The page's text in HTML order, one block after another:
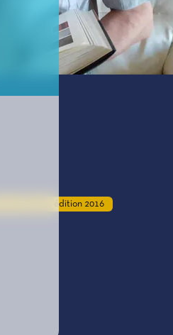
Littéraire, édition 2016